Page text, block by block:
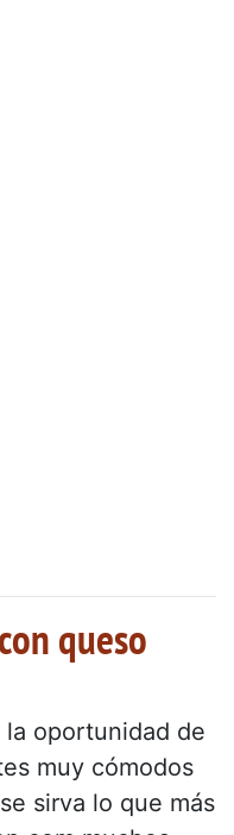
queso
la oportunidad de
muy cómodos
sirva lo que más